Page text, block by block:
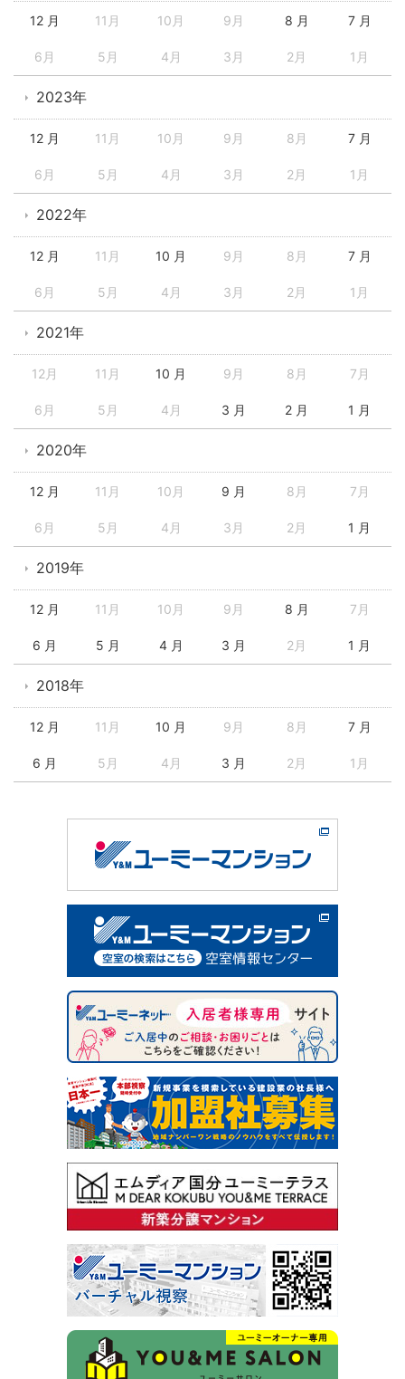
12 月 11月 10月 9月 8 月 7 月
6月 5月 4月 3月 2月 1月
2023年
12 月 11月 10月 9月 8月 7 月
6月 5月 4月 3月 2月 1月
2022年
12 月 11月 10 月 9月 8月 7 月
6月 5月 4月 3月 2月 1月
2021年
12月 11月 10 月 9月 8月 7月
6月 5月 4月 3 月 2 月 1 月
2020年
12 月 11月 10月 9 月 8月 7月
6月 5月 4月 3月 2月 1 月
2019年
12 月 11月 10月 9月 8 月 7月
6 月 5 月 4 月 3 月 2月 1 月
2018年
12 月 11月 10 月 9月 8月 7 月
6 月 5月 4月 3 月 2月 1月